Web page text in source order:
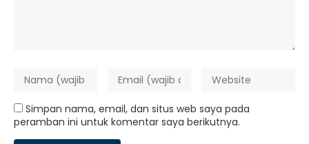
Simpan nama, email, dan situs web saya pada
peramban ini untuk komentar saya berikutnya.